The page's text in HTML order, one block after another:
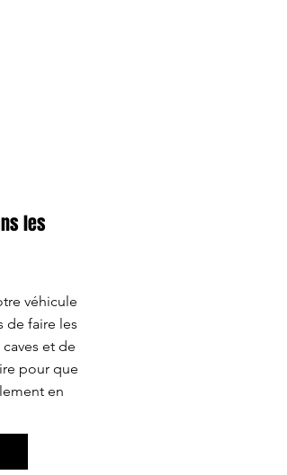
les
véhicule
de faire les
et de
pour que
en